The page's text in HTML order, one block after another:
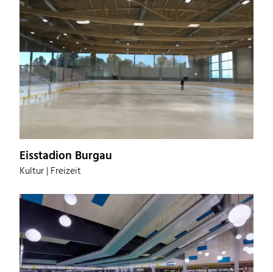
Eisstadion Burgau
Kultur | Freizeit